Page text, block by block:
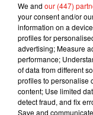
Musique
We and our (447)
your consent and/or
information on a
profiles for
advertising; Measure
performance;
of data from different
profiles to personalise
content; Use limited
detect fraud, and fix
Save and